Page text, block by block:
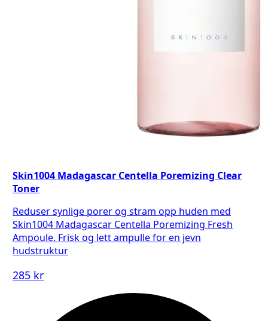
Skin1004 Madagascar Centella Poremizing Clear
Toner
Reduser synlige porer og stram opp huden med
Skin1004 Madagascar Centella Poremizing Fresh
Ampoule. Frisk og lett ampulle for en jevn
hudstruktur
285 kr